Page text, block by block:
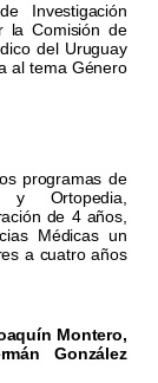
Investigación
la Comisión de
del Uruguay
al tema Género
programas de
y Ortopedia,
de 4 años,
Médicas un
a cuatro años
Montero,
González